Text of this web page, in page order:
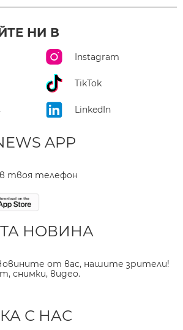
НИ В
Instagram
TikTok
LinkedIn
APP
в твоя телефон
НОВИНА
от вас, нашите зрители!
снимки, видео.
С НАС